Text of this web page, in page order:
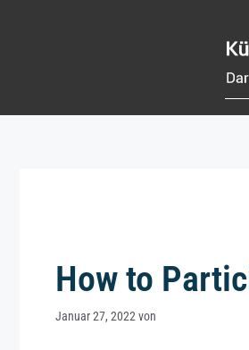
How to
Januar 27, 2022 von